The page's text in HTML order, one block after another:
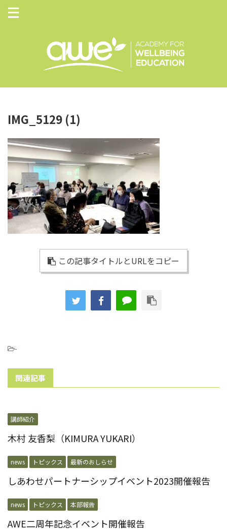
IMG_5129 (1)
この記事タイトルとURLをコピー
-
関連記事
講師紹介
木村 友香梨（KIMURA YUKARI）
news トピックス 最新のおしらせ
しあわせパートナーシップイベント2023開催報告
news トピックス 本部報告
AWE二周年記念イベント開催報告